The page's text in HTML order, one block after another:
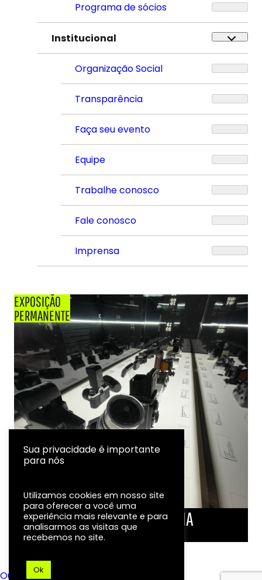
Programa de sócios
Institucional
Organização Social
Transparência
Faça seu evento
Equipe
Trabalhe conosco
Fale conosco
Imprensa
EXPOSIÇÃO
PERMANENTE
LINHA DO TEMPO DA FOTOGRAFIA
EXPOSIÇÃO
Ouvidoria
Sua privacidade é importante
para nós
Utilizamos cookies em nosso site
para oferecer a você uma
experiência mais relevante e para
analisarmos as visitas que
recebemos no site.
Ok